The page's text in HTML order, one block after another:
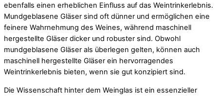
ebenfalls einen erheblichen Einfluss auf das Weintrinkerlebnis.
Mundgeblasene Gläser sind oft dünner und ermöglichen eine
feinere Wahrnehmung des Weines, während maschinell
hergestellte Gläser dicker und robuster sind. Obwohl
mundgeblasene Gläser als überlegen gelten, können auch
maschinell hergestellte Gläser ein hervorragendes
Weintrinkerlebnis bieten, wenn sie gut konzipiert sind.
Die Wissenschaft hinter dem Weinglas ist ein essenzieller